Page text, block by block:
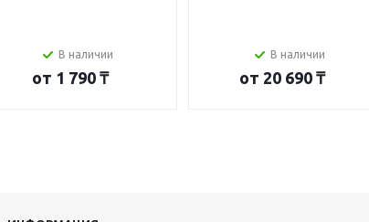
В наличии
от 1 790 ₸
В наличии
от 20 690 ₸